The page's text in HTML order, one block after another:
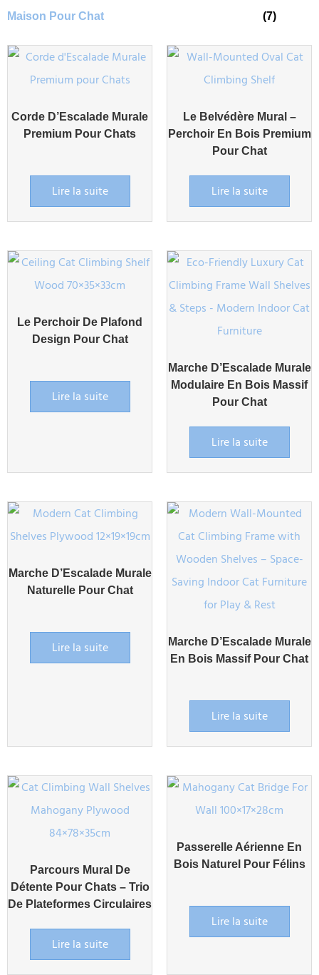
Maison Pour Chat (7)
Corde D’Escalade Murale
Premium Pour Chats
Lire la suite
Le Belvédère Mural –
Perchoir En Bois Premium
Pour Chat
Lire la suite
Le Perchoir De Plafond
Design Pour Chat
Lire la suite
Marche D’Escalade Murale
Modulaire En Bois Massif
Pour Chat
Lire la suite
Marche D’Escalade Murale
Naturelle Pour Chat
Lire la suite
Marche D’Escalade Murale
En Bois Massif Pour Chat
Lire la suite
Parcours Mural De
Détente Pour Chats – Trio
De Plateformes Circulaires
Lire la suite
Passerelle Aérienne En
Bois Naturel Pour Félins
Lire la suite